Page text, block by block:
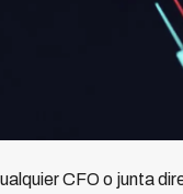
CFO o junta